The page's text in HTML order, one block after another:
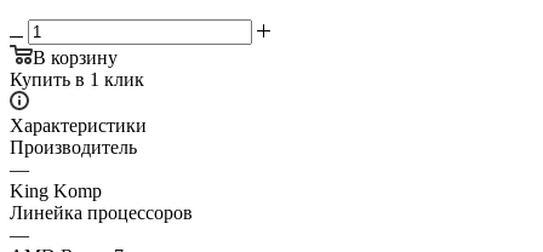
В корзину
Купить в 1 клик
Характеристики
Производитель
—
King Komp
Линейка процессоров
—